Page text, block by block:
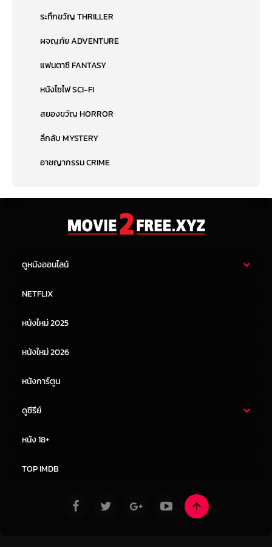
ระทึกขวัญ THRILLER
ผจญภัย ADVENTURE
แฟนตาซี FANTASY
หนังไซไฟ SCI-FI
สยองขวัญ HORROR
ลึกลับ MYSTERY
อาชญากรรม CRIME
ดูหนังออนไลน์
หนังจีน
NETFLIX
หนังใหม่ 2025
หนังใหม่ 2026
หนังการ์ตูน
ดูซีรีย์
หนัง 18+
TOP IMDB